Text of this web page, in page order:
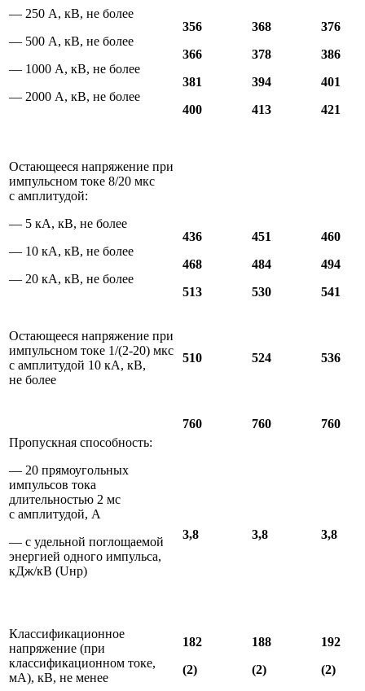
— 250 А, кВ, не более
— 500 А, кВ, не более
— 1000 А, кВ, не более
— 2000 А, кВ, не более
356
366
381
400
368
378
394
413
376
386
401
421
Остающееся напряжение при
импульсном токе 8/20 мкс
с амплитудой:
— 5 кА, кВ, не более
— 10 кА, кВ, не более
— 20 кА, кВ, не более
436
468
513
451
484
530
460
494
541
Остающееся напряжение при
импульсном токе 1/(2-20) мкс
с амплитудой 10 кА, кВ,
не более
510 524 536
Пропускная способность:
— 20 прямоугольных
импульсов тока
длительностью 2 мс
с амплитудой, А
— с удельной поглощаемой
энергией одного импульса,
кДж/кВ (Uнр)
760
3,8
760
3,8
760
3,8
Классификационное
напряжение (при
классификационном токе,
мА), кВ, не менее
182
(2)
188
(2)
192
(2)